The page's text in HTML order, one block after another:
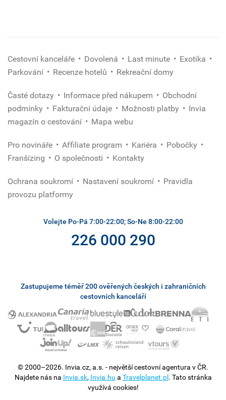
Cestovní kanceláře Dovolená Last minute
Exotika
Parkování
Recenze hotelů Rekreační domy
Časté dotazy Informace před nákupem
Obchodní
podmínky
Fakturační údaje Možnosti platby
Invia
magazín o cestování
Mapa webu
Pro novináře Affiliate program Kariéra
Pobočky
Franšízing
O společnosti Kontakty
Ochrana soukromí Nastavení soukromí
Pravidla
provozu platformy
Volejte Po-Pá 7:00-22:00; So-Ne 8:00-22:00
226 000 290
Zastupujeme téměř 200 ověřených českých i zahraničních
cestovních kanceláří
© 2000–2026. Invia.cz, a.s. - největší cestovní agentura v ČR.
Najdete nás na Invia.sk, Invia.hu a Travelplanet.pl . Tato stránka
využívá cookies!